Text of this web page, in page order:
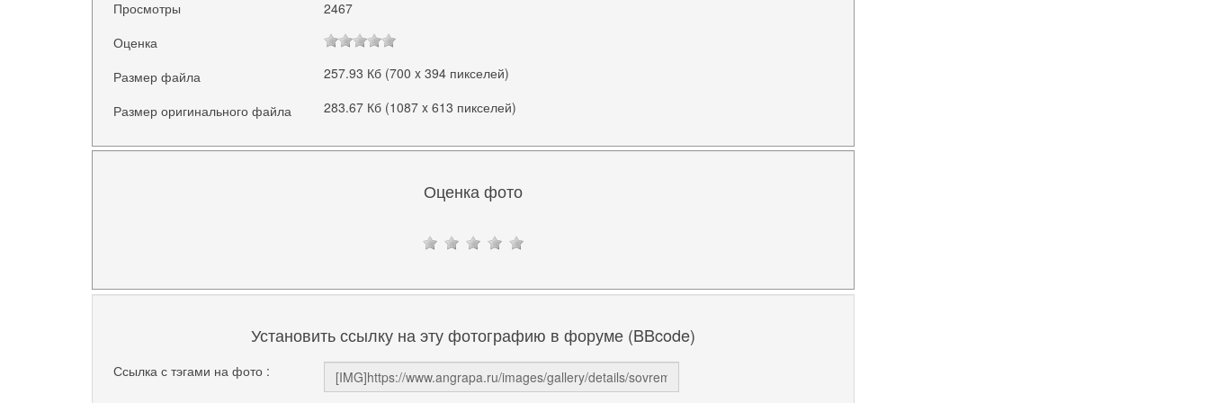
Просмотры
2467
Оценка
Размер файла
257.93 Кб (700 x 394 пикселей)
Размер оригинального файла 283.67 Кб (1087 x 613 пикселей)
Оценка фото
Установить ссылку на эту фотографию в форуме (BBcode)
Ссылка с тэгами на фото :